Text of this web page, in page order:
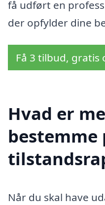
få udført en
der opfylder dine
Få 3 tilbud,
Hvad er
bestemme
Når du skal have